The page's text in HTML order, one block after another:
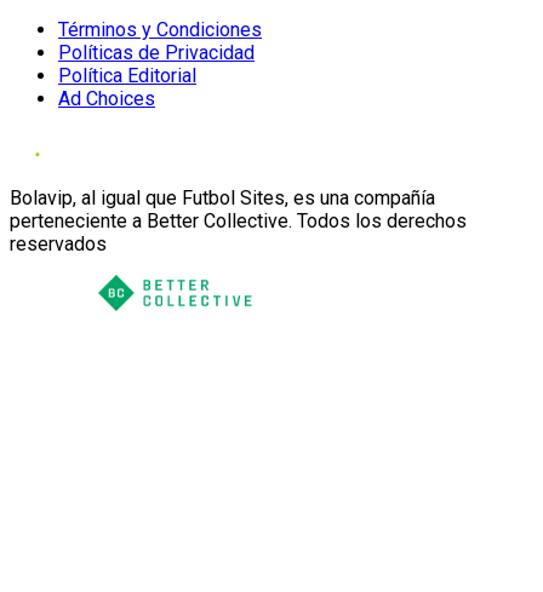
Términos y Condiciones
Políticas de Privacidad
Política Editorial
Ad Choices
Bolavip, al igual que Futbol Sites, es una compañía
perteneciente a Better Collective. Todos los derechos
reservados